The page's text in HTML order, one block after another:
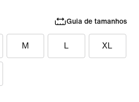
Guia de tamanhos
M L XL